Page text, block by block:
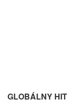
GLOBÁLNY HIT